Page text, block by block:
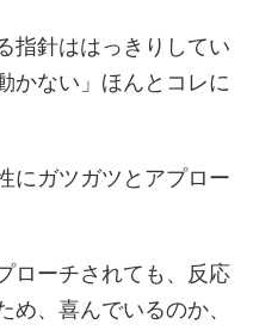
指針ははっきりしてい
かない」ほんとコレに
にガツガツとアプロー
ローチされても、反応
、喜んでいるのか、